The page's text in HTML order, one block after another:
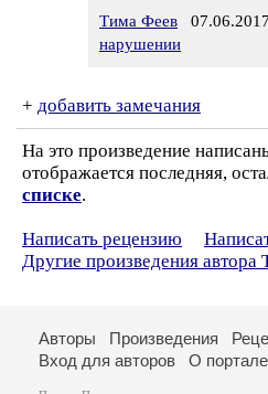
Тима Феев
нарушении
+ добавить замечания
На это произведение
отображается последняя,
списке.
Написать рецензию
Другие произведения автора
Авторы Произведения
Вход для авторов
О портале